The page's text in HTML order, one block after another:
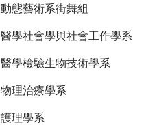
動態藝術系街舞組
醫學社會學與社會工作學系
醫學檢驗生物技術學系
物理治療學系
護理學系